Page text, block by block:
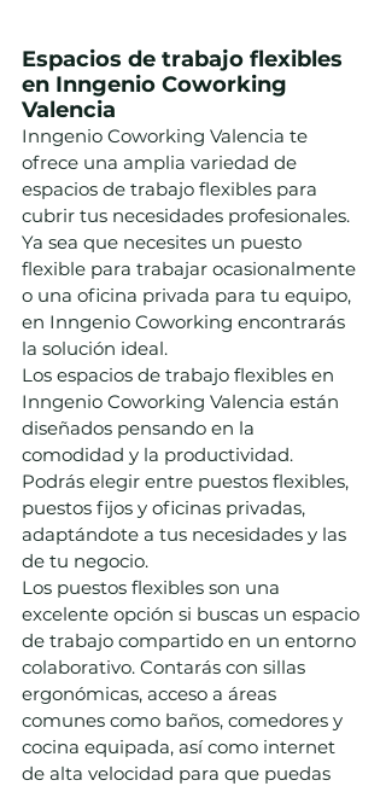
Espacios de trabajo flexibles
en Inngenio Coworking
Valencia
Inngenio Coworking Valencia te
ofrece una amplia variedad de
espacios de trabajo flexibles para
cubrir tus necesidades profesionales.
Ya sea que necesites un puesto
flexible para trabajar ocasionalmente
o una oficina privada para tu equipo,
en Inngenio Coworking encontrarás
la solución ideal.
Los espacios de trabajo flexibles en
Inngenio Coworking Valencia están
diseñados pensando en la
comodidad y la productividad.
Podrás elegir entre puestos flexibles,
puestos fijos y oficinas privadas,
adaptándote a tus necesidades y las
de tu negocio.
Los puestos flexibles son una
excelente opción si buscas un espacio
de trabajo compartido en un entorno
colaborativo. Contarás con sillas
ergonómicas, acceso a áreas
comunes como baños, comedores y
cocina equipada, así como internet
de alta velocidad para que puedas